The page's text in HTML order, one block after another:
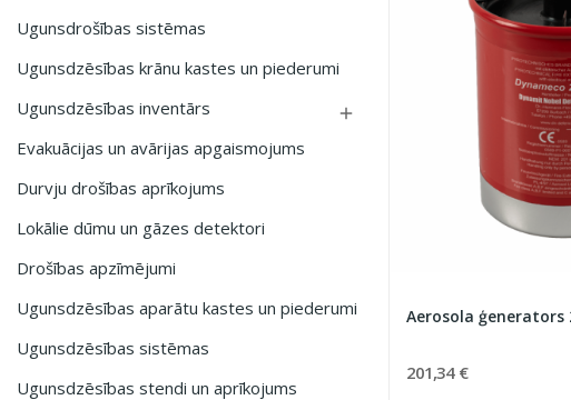
Ugunsdrošības sistēmas
Ugunsdzēsības krānu kastes un piederumi
Ugunsdzēsības inventārs

Evakuācijas un avārijas apgaismojums
Durvju drošības aprīkojums
Lokālie dūmu un gāzes detektori
Drošības apzīmējumi
Ugunsdzēsības aparātu kastes un piederumi
Ugunsdzēsības sistēmas
Ugunsdzēsības stendi un aprīkojums
Aerosola ģenerators
201,34 €